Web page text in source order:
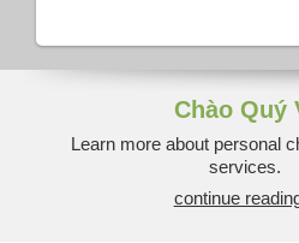
Chào Quý
Learn more about personal
services.
continue